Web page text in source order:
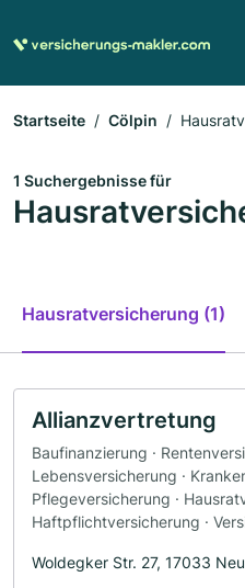
Startseite Cölpin
1 Suchergebnisse für
Hausratversicherung (1)
Allianzvertretung
Baufinanzierung ·
Lebensversicherung ·
Pflegeversicherung ·
Haftpflichtversicherung ·
Woldegker Str. 27, 17033